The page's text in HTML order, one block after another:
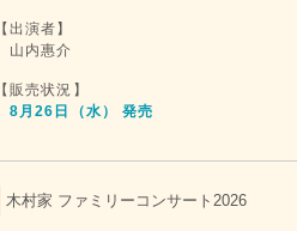
【出演者】
山内惠介
【販売状況】
8月26日（水） 発売
木村家 ファミリーコンサート2026